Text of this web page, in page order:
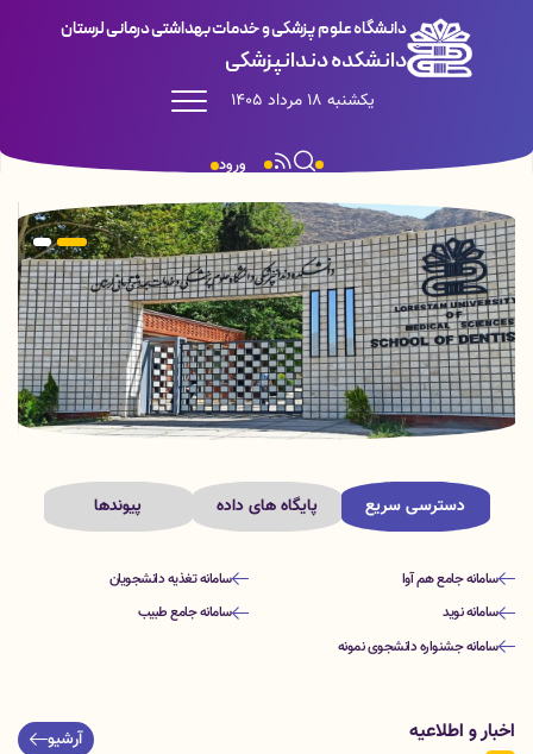
دانشگاه علوم پزشکی و خدمات بهداشتی درمانی لرستان
دانشکده دندانپزشکی
یکشنبه 18 مرداد 1405
ورود
دسترسی سریع پایگاه های داده پیوندها
سامانه جامع هم آوا
سامانه تغذیه دانشجویان
سامانه نوید
سامانه جامع طبیب
سامانه جشنواره دانشجوی نمونه
اخبار و اطلاعیه آرشیو